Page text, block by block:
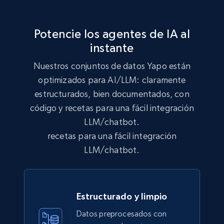
Business Enriquecido
6.3K+ 540+ Buy Now
Walmart - products
Specifications, Image urls, Top reviews, and
5.6K+ 877+
Potencie los agentes de IA al
instante
Nuestros conjuntos de datos Yapo están
optimizados para AI/LLM: claramente
estructurados, bien documentados, con
código y recetas para una fácil integración
LLM/chatbot.
recetas para una fácil integración
LLM/chatbot.
Estructurado y limpio
Datos preprocesados con